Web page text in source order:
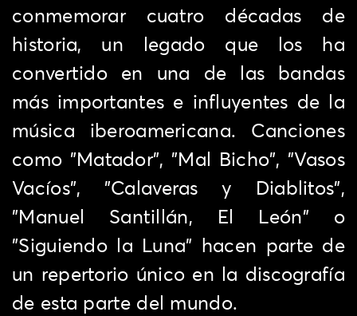
conmemorar cuatro décadas de
historia, un legado que los ha
convertido en una de las bandas
más importantes e influyentes de la
música iberoamericana. Canciones
como "Matador", "Mal Bicho", "Vasos
Vacíos", "Calaveras y Diablitos",
"Manuel Santillán, El León" o
"Siguiendo la Luna" hacen parte de
un repertorio único en la discografía
de esta parte del mundo.